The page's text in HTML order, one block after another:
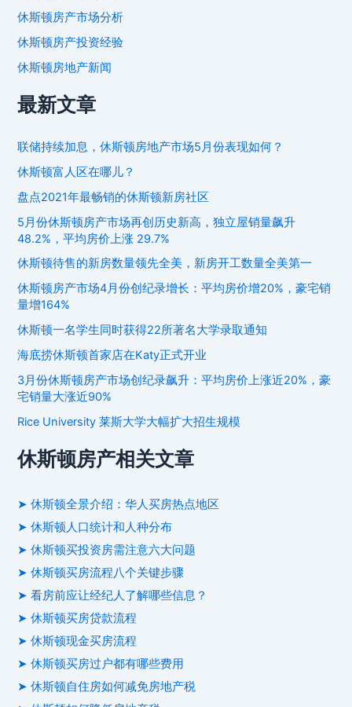
休斯顿房产市场分析
休斯顿房产投资经验
休斯顿房地产新闻
最新文章
联储持续加息，休斯顿房地产市场5月份表现如何？
休斯顿富人区在哪儿？
盘点2021年最畅销的休斯顿新房社区
5月份休斯顿房产市场再创历史新高，独立屋销量飙升
48.2%，平均房价上涨 29.7%
休斯顿待售的新房数量领先全美，新房开工数量全美第一
休斯顿房产市场4月份创纪录增长：平均房价增20%，豪宅销
量增164%
休斯顿一名学生同时获得22所著名大学录取通知
海底捞休斯顿首家店在Katy正式开业
3月份休斯顿房产市场创纪录飙升：平均房价上涨近20%，豪
宅销量大涨近90%
Rice University 莱斯大学大幅扩大招生规模
休斯顿房产相关文章
➤ 休斯顿全景介绍：华人买房热点地区
➤ 休斯顿人口统计和人种分布
➤ 休斯顿买投资房需注意六大问题
➤ 休斯顿买房流程八个关键步骤
➤ 看房前应让经纪人了解哪些信息？
➤ 休斯顿买房贷款流程
➤ 休斯顿现金买房流程
➤ 休斯顿买房过户都有哪些费用
➤ 休斯顿自住房如何减免房地产税